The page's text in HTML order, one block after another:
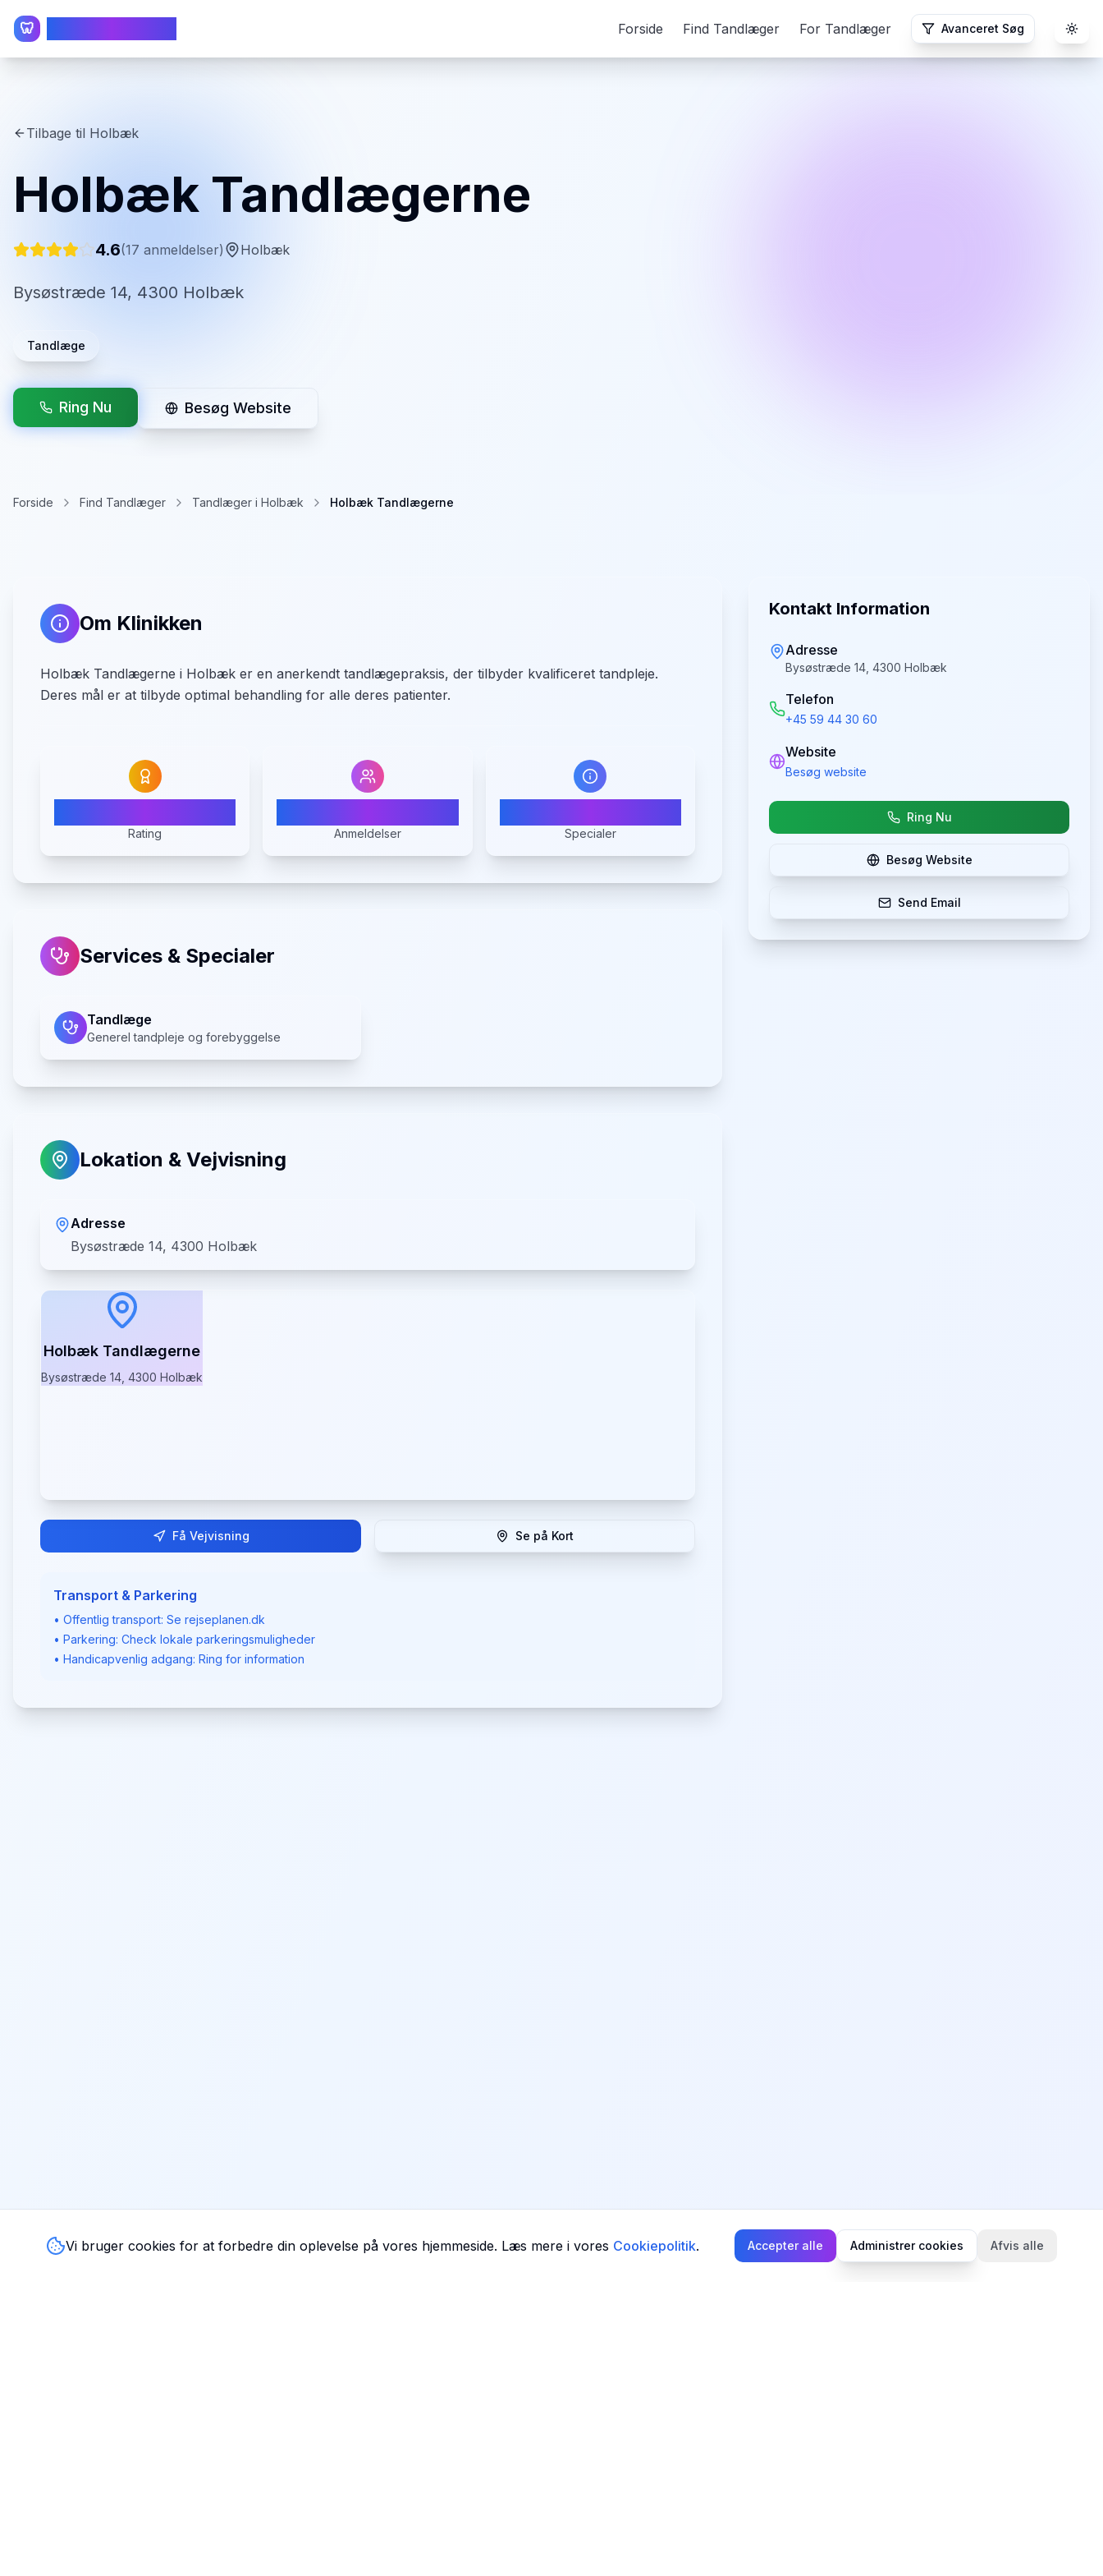
🦷 Forside Find Tandlæger For Tandlæger Avanceret Søg
Tilbage til Holbæk
Holbæk Tandlægerne
4.6(17 anmeldelser) Holbæk
Bysøstræde 14, 4300 Holbæk
Tandlæge
Ring Nu Besøg Website
Forside Find Tandlæger Tandlæger i Holbæk Holbæk Tandlægerne
Om Klinikken
Holbæk Tandlægerne i Holbæk er en anerkendt tandlægepraksis, der tilbyder kvalificeret tandpleje.
Deres mål er at tilbyde optimal behandling for alle deres patienter.
Rating Anmeldelser Specialer
Services & Specialer
Tandlæge
Generel tandpleje og forebyggelse
Lokation & Vejvisning
Adresse
Bysøstræde 14, 4300 Holbæk
Holbæk Tandlægerne
Bysøstræde 14, 4300 Holbæk
Få Vejvisning Se på Kort
Transport & Parkering
• Offentlig transport: Se rejseplanen.dk
• Parkering: Check lokale parkeringsmuligheder
• Handicapvenlig adgang: Ring for information
Kontakt Information
Adresse
Bysøstræde 14, 4300 Holbæk
Telefon
+45 59 44 30 60
Website
Besøg website
Ring Nu
Besøg Website
Send Email
Vi bruger cookies for at forbedre din oplevelse på vores hjemmeside. Læs mere i vores Cookiepolitik. Accepter alle Administrer cookies Afvis alle